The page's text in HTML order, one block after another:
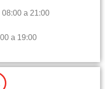
a 21:00
a 19:00